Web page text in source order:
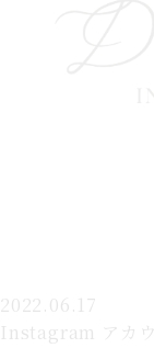
2022.06.17
Instagram アカ